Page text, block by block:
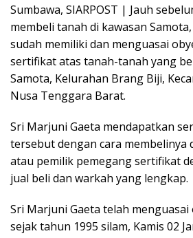
Sumbawa, SIARPOST | Jauh
membeli tanah di kawasan
sudah memiliki dan menguasai
sertifikat atas tanah-tanah yang
Samota, Kelurahan Brang Biji,
Nusa Tenggara Barat.
Sri Marjuni Gaeta mendapatkan
tersebut dengan cara membelinya
atau pemilik pemegang sertifikat
jual beli dan warkah yang lengkap.
Sri Marjuni Gaeta telah
sejak tahun 1995 silam, Kamis 02